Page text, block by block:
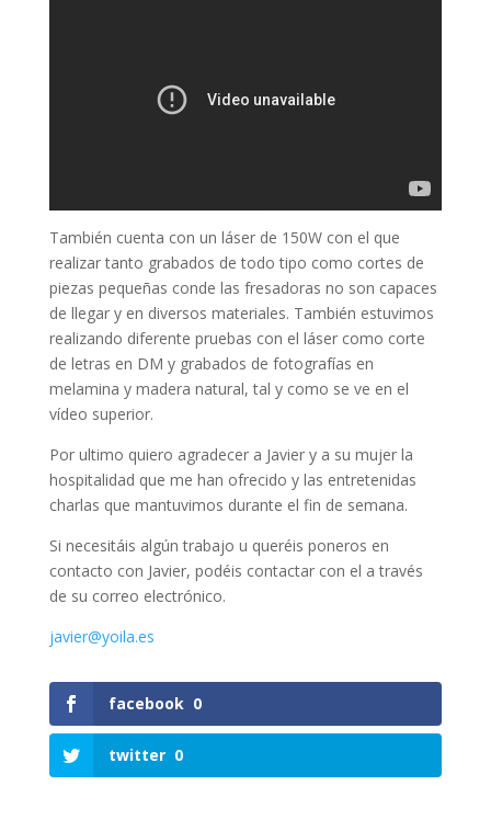
También cuenta con un láser de 150W con el que
realizar tanto grabados de todo tipo como cortes de
piezas pequeñas conde las fresadoras no son capaces
de llegar y en diversos materiales. También estuvimos
realizando diferente pruebas con el láser como corte
de letras en DM y grabados de fotografías en
melamina y madera natural, tal y como se ve en el
vídeo superior.
Por ultimo quiero agradecer a Javier y a su mujer la
hospitalidad que me han ofrecido y las entretenidas
charlas que mantuvimos durante el fin de semana.
Si necesitáis algún trabajo u queréis poneros en
contacto con Javier, podéis contactar con el a través
de su correo electrónico.
javier@yoila.es
facebook 0
twitter 0